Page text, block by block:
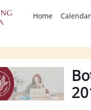
Home
Calendar